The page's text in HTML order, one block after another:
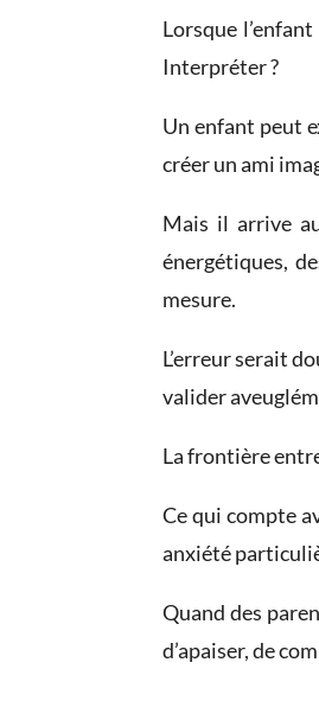
Lorsque
Interpréter ?
Un enfant peut
créer un ami
Mais il arrive
énergétiques,
mesure.
L’erreur serait
valider
La frontière
Ce qui compte
anxiété
Quand des
d’apaiser, de